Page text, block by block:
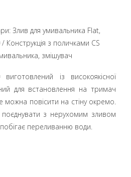
Злив для умивальника Flat,
Конструкція з поличками CS
змішувач
із високоякісної
для встановлення на тримач
можна повісити на стіну окремо.
з нерухомим зливом
переливанню води.